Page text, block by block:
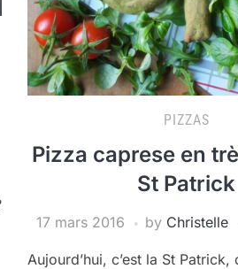
PIZZAS
Pizza caprese en
St Patrick
17 mars 2016 by Christelle
Aujourd’hui, c’est la St